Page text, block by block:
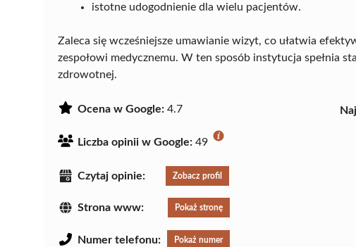
istotne udogodnienie dla wielu pacjentów.
Zaleca się wcześniejsze umawianie wizyt, co ułatwia
zespołowi medycznemu. W ten sposób instytucja spełnia
zdrowotnej.
Ocena w Google: 4.7
Liczba opinii w Google: 49
Czytaj opinie: Zobacz profil
Strona www: Pokaż stronę
Numer telefonu: Pokaż numer